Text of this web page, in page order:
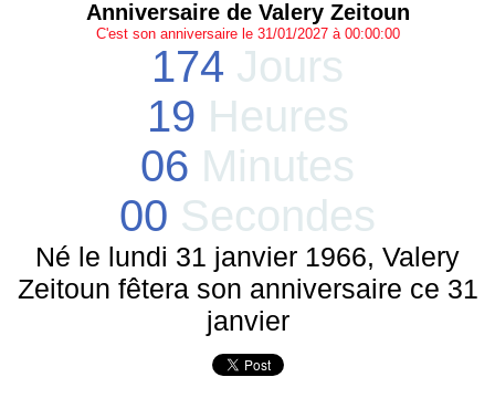
Anniversaire de Valery Zeitoun
C'est son anniversaire le 31/01/2027 à 00:00:00
174 Jours
19 Heures
06 Minutes
00 Secondes
Né le lundi 31 janvier 1966, Valery
Zeitoun fêtera son anniversaire ce 31
janvier